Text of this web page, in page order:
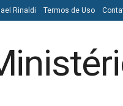
Rinaldi Termos de Uso